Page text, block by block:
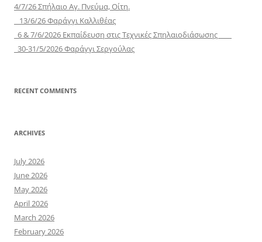
4/7/26 Σπήλαιο Αγ. Πνεύμα, Οίτη.
13/6/26 Φαράγγι Καλλιθέας
6 & 7/6/2026 Εκπαίδευση στις Τεχνικές Σπηλαιοδιάσωσης
30-31/5/2026 Φαράγγι Σεργούλας
RECENT COMMENTS
ARCHIVES
July 2026
June 2026
May 2026
April 2026
March 2026
February 2026